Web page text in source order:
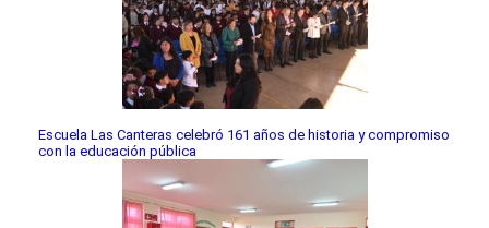
Escuela Las Canteras celebró 161 años de historia y compromiso
con la educación pública